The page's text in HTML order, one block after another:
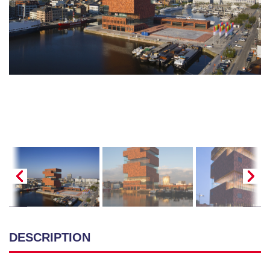
DESCRIPTION